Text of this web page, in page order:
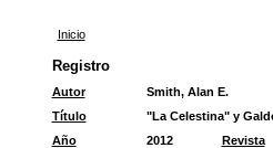
Inicio
Registro
Autor
Smith, Alan E.
Título
"La Celestina" y
Año
2012 Revista